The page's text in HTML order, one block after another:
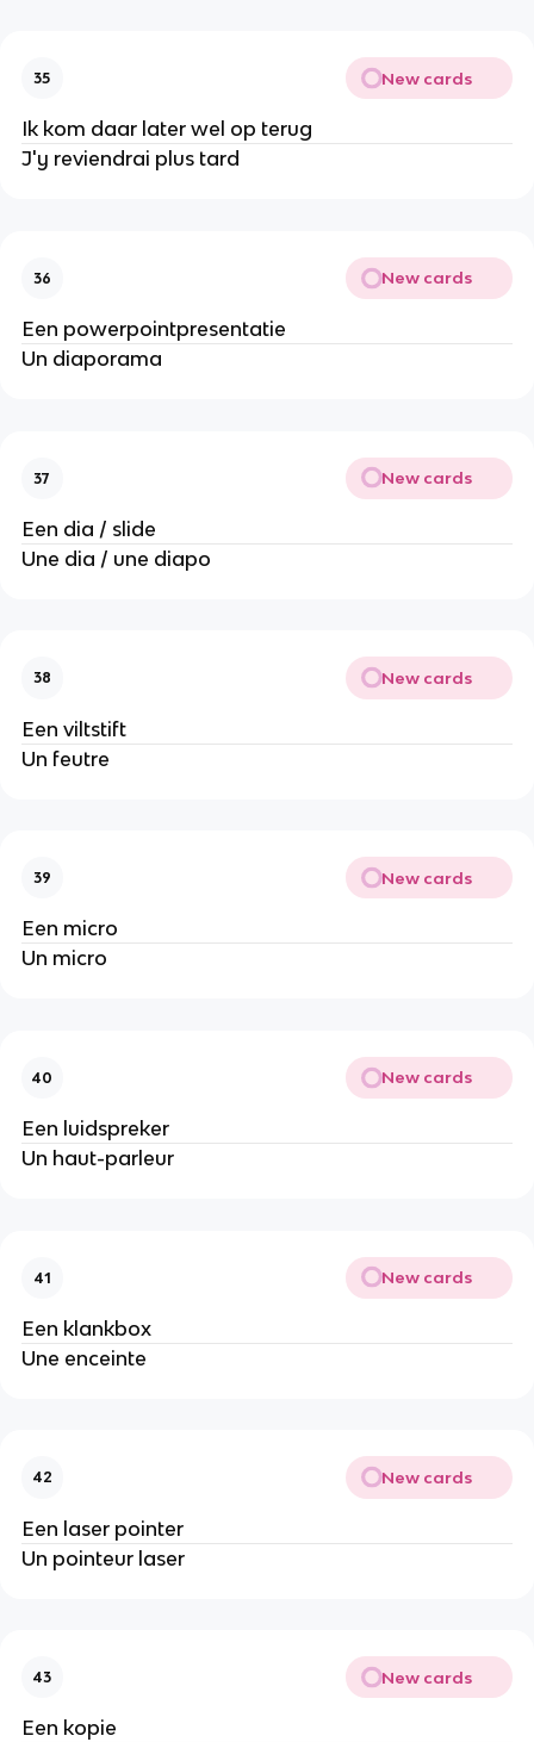
35 New cards
Ik kom daar later wel op terug
J'y reviendrai plus tard
36 New cards
Een powerpointpresentatie
Un diaporama
37 New cards
Een dia / slide
Une dia / une diapo
38 New cards
Een viltstift
Un feutre
39 New cards
Een micro
Un micro
40 New cards
Een luidspreker
Un haut-parleur
41 New cards
Een klankbox
Une enceinte
42 New cards
Een laser pointer
Un pointeur laser
43 New cards
Een kopie